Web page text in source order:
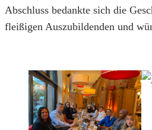
Abschluss bedankte sich die
fleißigen Auszubildenden und